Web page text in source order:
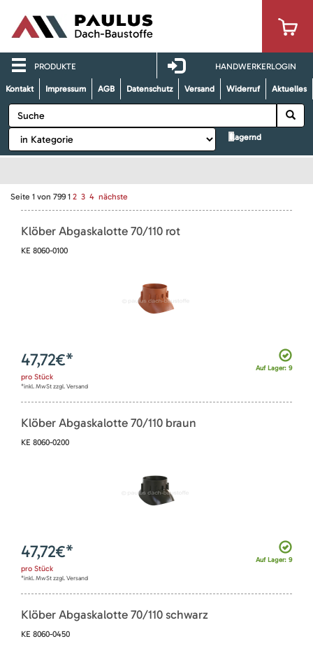
PRODUKTE HANDWERKERLOGIN
Kontakt Impressum AGB Datenschutz Versand Widerruf Aktuelles
lagernd
Seite 1 von 799 1 2 3 4 nächste
Klöber Abgaskalotte 70/110 rot
KE 8060-0100
Auf Lager: 9
47,72€*
pro Stück
*inkl. MwSt zzgl. Versand
Klöber Abgaskalotte 70/110 braun
KE 8060-0200
Auf Lager: 9
47,72€*
pro Stück
*inkl. MwSt zzgl. Versand
Klöber Abgaskalotte 70/110 schwarz
KE 8060-0450